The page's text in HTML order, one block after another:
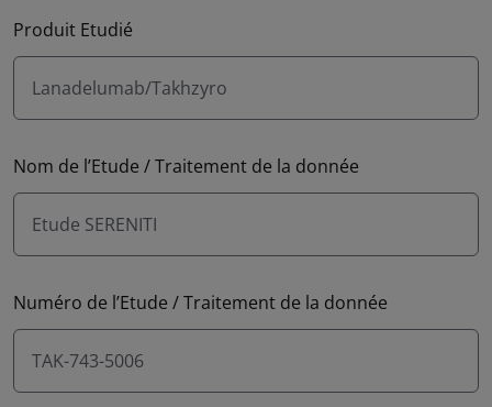
Produit Etudié
Lanadelumab/Takhzyro
Nom de l’Etude / Traitement de la donnée
Etude SERENITI
Numéro de l’Etude / Traitement de la donnée
TAK-743-5006